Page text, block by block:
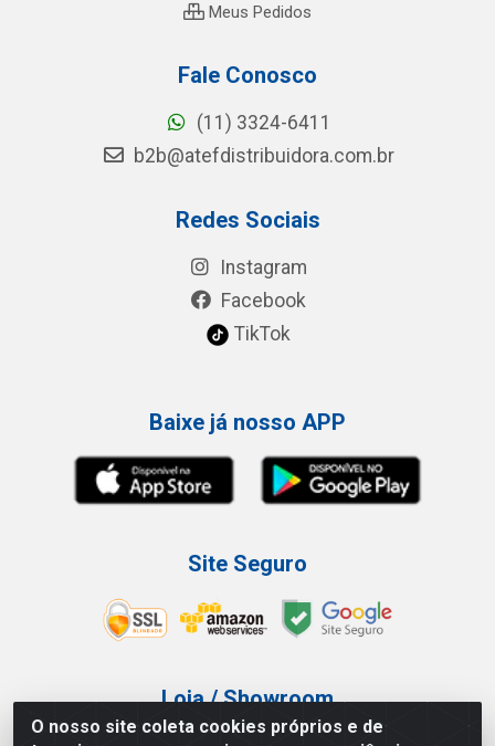
O nosso site coleta cookies próprios e de
Meus Pedidos
Fale Conosco
(11) 3324-6411
b2b@atefdistribuidora.com.br
Redes Sociais
Instagram
Facebook
TikTok
Baixe já nosso APP
Site Seguro
Loja / Showroom
Tel.: (11) 3227-0546